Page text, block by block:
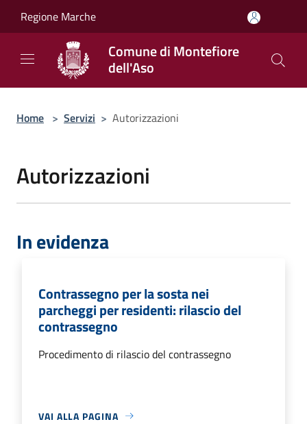
Regione Marche
Comune di Montefiore
dell'Aso
Home > Servizi > Autorizzazioni
Autorizzazioni
In evidenza
Contrassegno per la sosta nei
parcheggi per residenti: rilascio del
contrassegno
Procedimento di rilascio del contrassegno
VAI ALLA PAGINA